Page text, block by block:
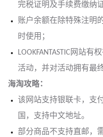
完税证明及手续费缴纳
账户余额在除特殊注明
时使用；
LOOKFANTASTIC网站
活动，并对活动拥有最
海淘攻略：
该网站支持银联卡，支
国，支持中文地址。
部分商品不支持直邮，